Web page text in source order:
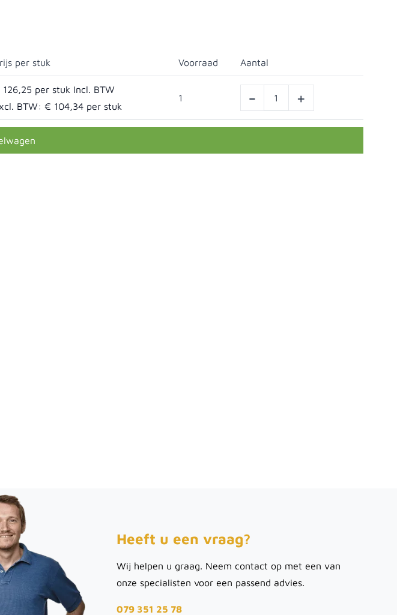
per stuk Voorraad Aantal
BTW: € 104,34
1 - +
Heeft u een vraag?
Wij helpen u graag. Neem contact op met een van
onze specialisten voor een passend advies.
079 351 25 78